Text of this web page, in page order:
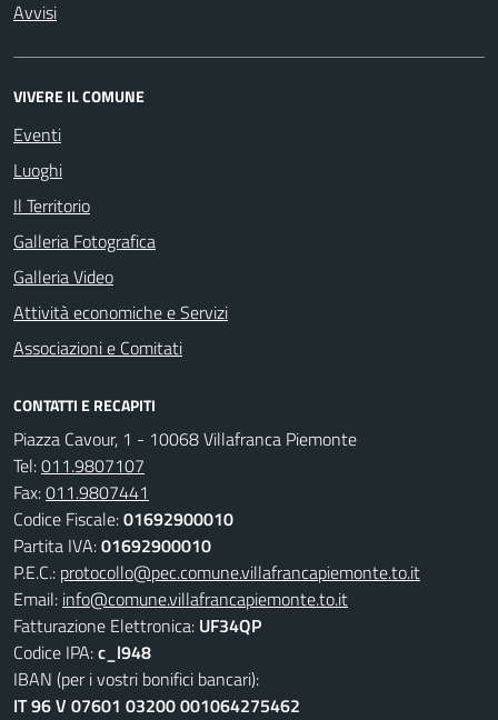
Avvisi
VIVERE IL COMUNE
Eventi
Luoghi
Il Territorio
Galleria Fotografica
Galleria Video
Attività economiche e Servizi
Associazioni e Comitati
CONTATTI E RECAPITI
Piazza Cavour, 1 - 10068 Villafranca Piemonte
Tel:011.9807107
Fax:011.9807441
Codice Fiscale:01692900010
Partita IVA:01692900010
P.E.C.: protocollo@pec.comune.villafrancapiemonte.to.it
Email: info@comune.villafrancapiemonte.to.it
Fatturazione Elettronica: UF34QP
Codice IPA:c_l948
IBAN (per i vostri bonifici bancari):
IT 96 V 07601 03200 001064275462